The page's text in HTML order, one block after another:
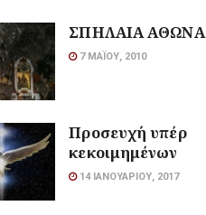
ΣΠΗΛΑΙΑ ΑΘΩΝΑ
7 ΜΑΪ́ΟΥ, 2010
Προσευχή υπέρ
κεκοιμημένων
14 ΙΑΝΟΥΑΡΊΟΥ, 2017